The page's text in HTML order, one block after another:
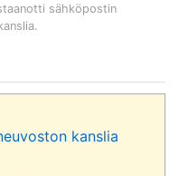
sähköpostin
.
kanslia